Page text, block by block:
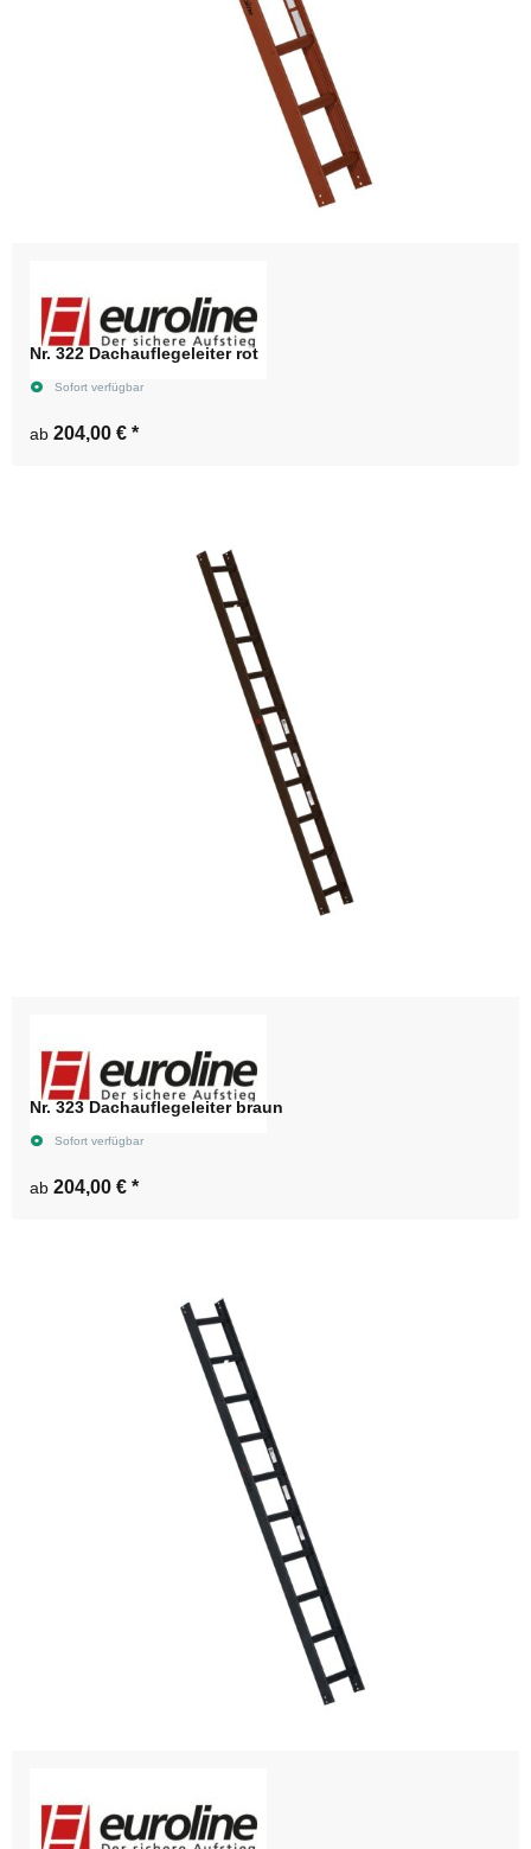
Nr. 322 Dachauflegeleiter rot
Sofort verfügbar
ab 204,00 € *
Nr. 323 Dachauflegeleiter braun
Sofort verfügbar
ab 204,00 € *